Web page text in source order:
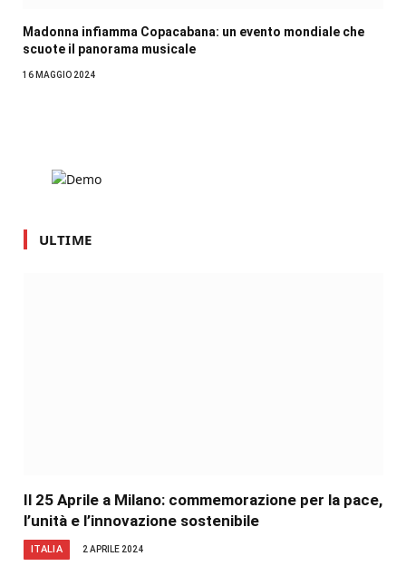
Madonna infiamma Copacabana: un evento mondiale che
scuote il panorama musicale
16 MAGGIO 2024
ULTIME
Il 25 Aprile a Milano: commemorazione per la pace,
l’unità e l’innovazione sostenibile
ITALIA 2 APRILE 2024